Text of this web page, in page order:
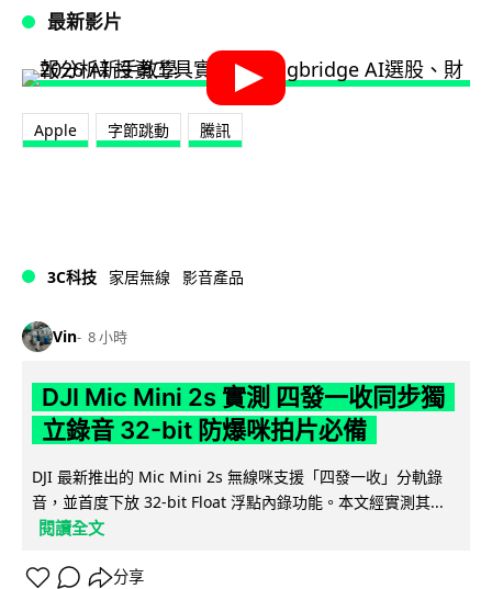
最新影片
Apple 字節跳動 騰訊
3C科技 家居無線 影音產品
Vin 8 小時
DJI Mic Mini 2s 實測 四發一收同步獨
立錄音 32-bit 防爆咪拍片必備
DJI 最新推出的 Mic Mini 2s 無線咪支援「四發一收」分軌錄
音，並首度下放 32-bit Float 浮點內錄功能。本文經實測其...
閱讀全文
分享